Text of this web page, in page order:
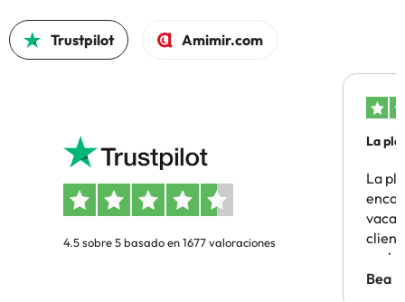
Trustpilot Amimir.com
4.5 sobre 5 basado en 1677 valoraciones
La
La
Bea